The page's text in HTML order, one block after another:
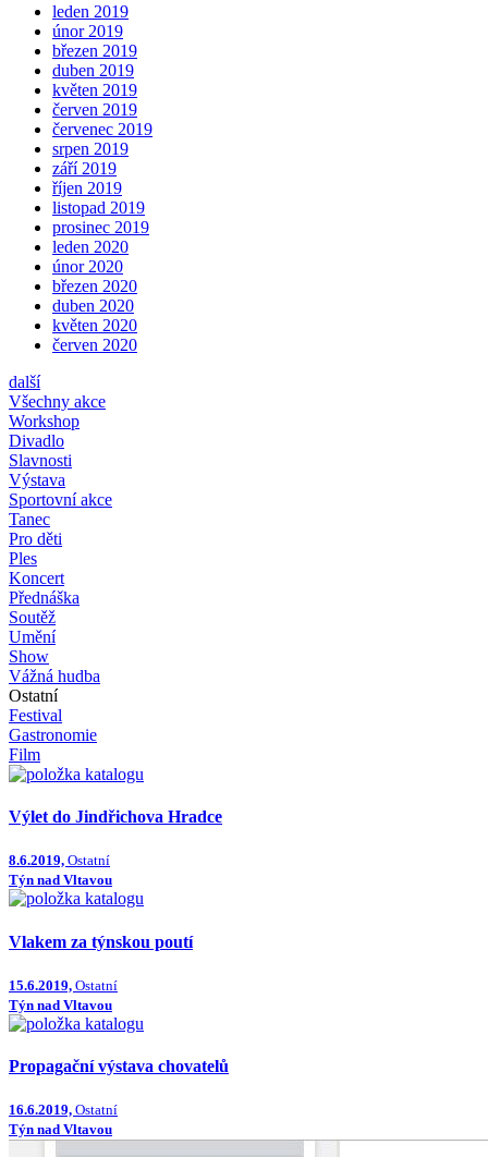
leden 2019
únor 2019
březen 2019
duben 2019
květen 2019
červen 2019
červenec 2019
srpen 2019
září 2019
říjen 2019
listopad 2019
prosinec 2019
leden 2020
únor 2020
březen 2020
duben 2020
květen 2020
červen 2020
další
Všechny akce
Workshop
Divadlo
Slavnosti
Výstava
Sportovní akce
Tanec
Pro děti
Ples
Koncert
Přednáška
Soutěž
Umění
Show
Vážná hudba
Ostatní
Festival
Gastronomie
Film
Výlet do Jindřichova Hradce
8.6.2019, Ostatní
Týn nad Vltavou
Vlakem za týnskou poutí
15.6.2019, Ostatní
Týn nad Vltavou
Propagační výstava chovatelů
16.6.2019, Ostatní
Týn nad Vltavou